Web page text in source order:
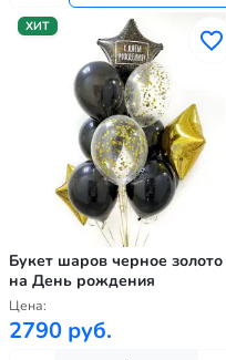
ХИТ
Букет шаров черное
на День рождения
Цена:
2790 руб.